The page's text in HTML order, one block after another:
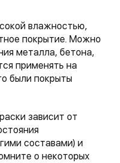
влажностью,
покрытие. Можно
металла, бетона,
применять на
были покрыты
зависит от
составами) и
о некоторых